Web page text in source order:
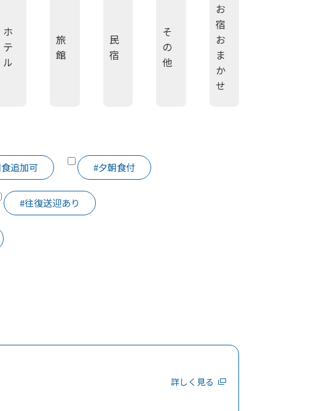
ホ
テ
ル
旅
館
民
宿
そ
の
他
お
宿
お
ま
か
せ
追加可 #夕朝食付
#往復送迎あり
詳しく見る